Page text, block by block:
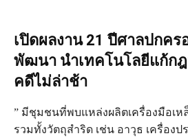
เปิดผลงาน 21 ปีศาลปกคร
พัฒนา นำเทคโนโลยีแก้ก
คดีไม่ล่าช้า
” มีชุมชนที่พบแหล่งผลิตเครื่องมือเ
รวมทั้งวัตถุสำริด เช่น อาวุธ เครื่อง